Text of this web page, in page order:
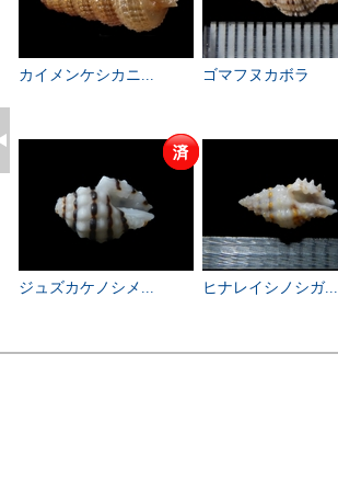
カイメンケシカニ... ゴマフヌカボラ
ジュズカケノシメ... ヒナレイシノシガ...